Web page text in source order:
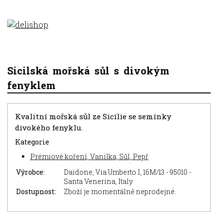
Sicilská mořská sůl s divokým
fenyklem
Kvalitní mořská sůl ze Sicílie se semínky
divokého fenyklu.
Kategorie
Prémiové koření, Vanilka, Sůl, Pepř
Výrobce:
Daidone, Via Umberto I, 16M/13 - 95010 -
Santa Venerina, Italy
Dostupnost:
Zboží je momentálně neprodejné.